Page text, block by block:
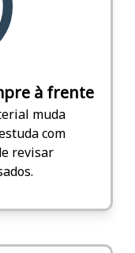
à frente
muda
com
revisar